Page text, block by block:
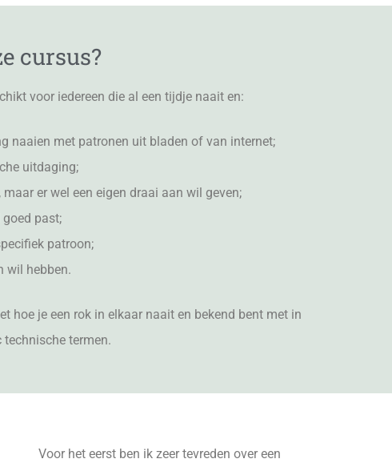
cursus?
voor iedereen die al een tijdje naait en:
naaien met patronen uit bladen of van internet;
uitdaging;
er wel een eigen draai aan wil geven;
past;
patroon;
wil hebben.
hoe je een rok in elkaar naait en bekend bent met in
termen.
Voor het eerst ben ik zeer tevreden over een